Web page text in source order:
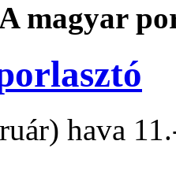
magyar
hava